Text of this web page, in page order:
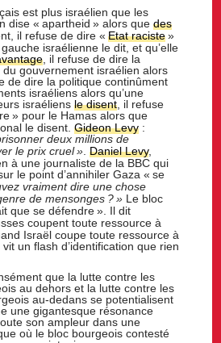
est plus israélien que les
dise « apartheid » alors quedes
il refuse de dire « Etat raciste »
israélienne le dit, et qu’elle
, il refuse de dire la
gouvernement israélien alors
de dire la politique continûment
israéliens alors qu’une
israéliensle disent , il refuse
» pour le Hamas alors que
le disent.Gideon Levy :
deux millions de
le prix cruel» .Daniel Levy,
à une journaliste de la BBC qui
le point d’annihiler Gaza « se
vraiment dire une chose
de mensonges ? » Le bloc
que se défendre ». Il dit
coupent toute ressource à
Israël coupe toute ressource à
un flash d’identification que rien
que la lutte contre les
au dehors et la lutte contre les
au-dedans se potentialisent
une gigantesque résonance
son ampleur dans une
où le bloc bourgeois contesté